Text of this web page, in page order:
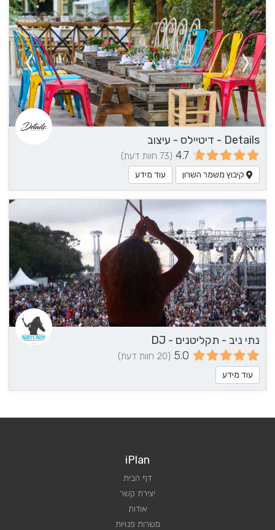
Details - דיטיילס - עיצוב
4.7 (73 חוות דעת)
קיבוץ משמר השרון עוד מידע
נתי ניב - תקליטנים - DJ
5.0 (20 חוות דעת)
עוד מידע
iPlan
דף הבית
יצירת קשר
אודות
משרות פנויות